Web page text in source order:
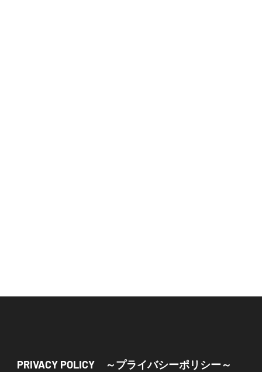
PRIVACY POLICY ～プライバシーポリシー～